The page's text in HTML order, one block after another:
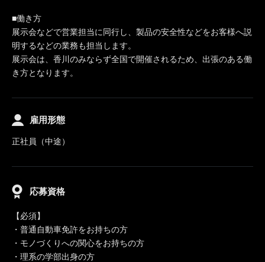
■働き方
展示会などで営業担当に同行し、製品の安全性などをお客様へ説
明するなどの業務も担当します。
展示会は、香川のみならず全国で開催されるため、出張のある働
き方となります。
雇用形態
正社員（中途）
応募資格
【必須】
・普通自動車免許をお持ちの方
・モノづくりへの関心をお持ちの方
・理系の学部出身の方